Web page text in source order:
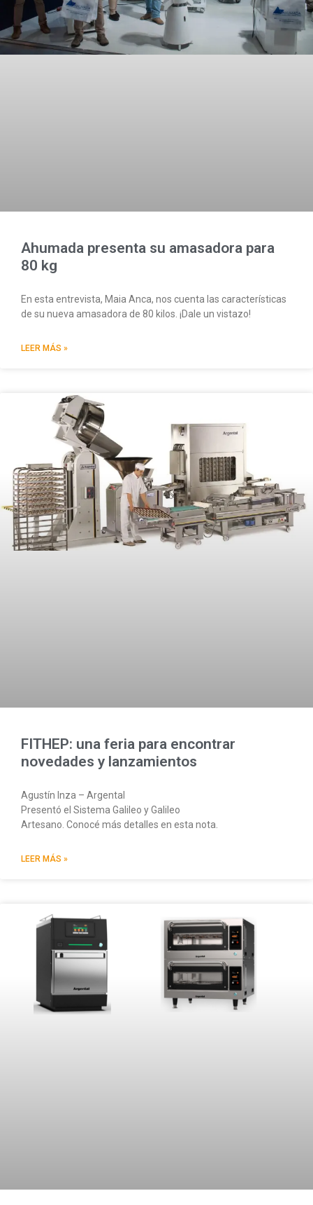
Ahumada presenta su amasadora para
80 kg
En esta entrevista, Maia Anca, nos cuenta las características
de su nueva amasadora de 80 kilos. ¡Dale un vistazo!
LEER MÁS »
FITHEP: una feria para encontrar
novedades y lanzamientos
Agustín Inza – Argental
Presentó el Sistema Galileo y Galileo
Artesano. Conocé más detalles en esta nota.
LEER MÁS »